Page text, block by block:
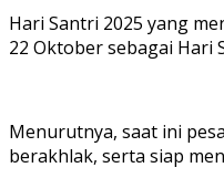
Hari Santri 2025 yang
22 Oktober sebagai Hari
Menurutnya, saat ini
berakhlak, serta siap